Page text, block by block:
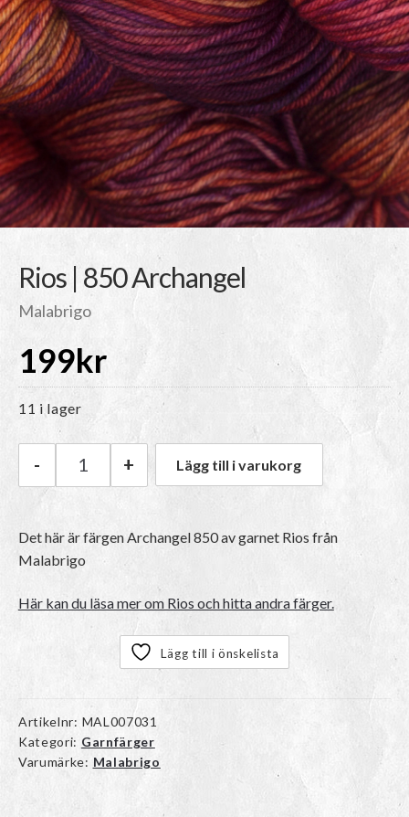
Rios | 850 Archangel
Malabrigo
199kr
11 i lager
Malabrigo Rios | 850 Archangel mängd
- + Lägg till i varukorg
Det här är färgenArchangel 850av garnet Rios från
Malabrigo
Här kan du läsa mer om Rios och hitta andra färger.
Lägg till i önskelista
Artikelnr: MAL007031
Kategori: Garnfärger
Varumärke: Malabrigo